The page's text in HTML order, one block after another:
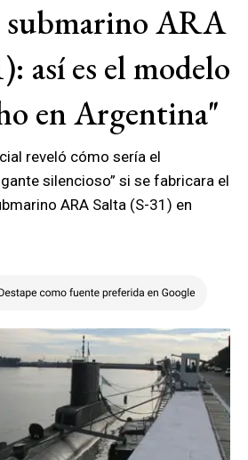
submarino ARA
así es el modelo
en Argentina"
reveló cómo sería el
silencioso” si se fabricara el
ARA Salta (S-31) en